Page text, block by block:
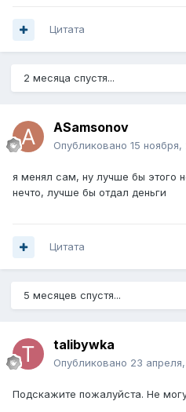
Цитата
2 месяца спустя...
ASamsonov
Опубликовано 15 ноября,
я менял сам, ну лучше бы этого
нечто, лучше бы отдал деньги
Цитата
5 месяцев спустя...
talibywka
Опубликовано 23
Подскажите пожалуйста. Не